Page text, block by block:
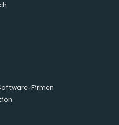
Firmen